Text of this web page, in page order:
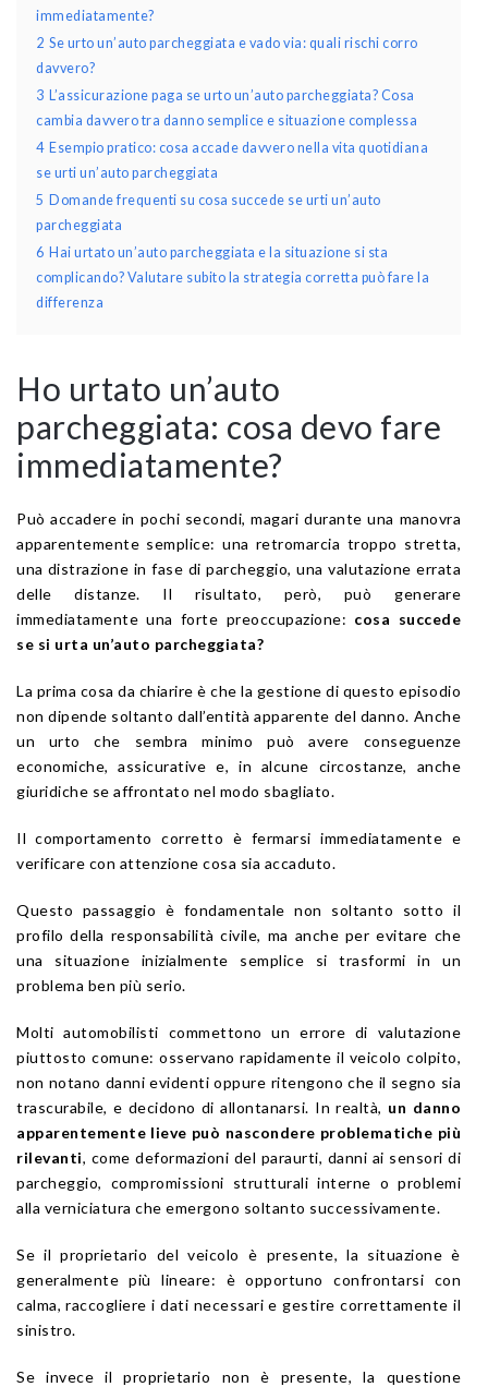
immediatamente?
2 Se urto un’auto parcheggiata e vado via: quali rischi corro
davvero?
3
L’assicurazione paga se urto un’auto parcheggiata? Cosa
cambia davvero tra danno semplice e situazione complessa
4 Esempio pratico: cosa accade davvero nella vita quotidiana
se urti un’auto parcheggiata
5 Domande frequenti su cosa succede se urti un’auto
parcheggiata
6 Hai urtato un’auto parcheggiata e la situazione si sta
complicando? Valutare subito la strategia corretta può fare la
differenza
Ho urtato un’auto
parcheggiata: cosa devo fare
immediatamente?
Può accadere in pochi secondi, magari durante una manovra
apparentemente semplice: una retromarcia troppo stretta,
una distrazione in fase di parcheggio, una valutazione errata
delle distanze. Il risultato, però, può generare
immediatamente una forte preoccupazione: cosa succede
se si urta un’auto parcheggiata?
La prima cosa da chiarire è che la gestione di questo episodio
non dipende soltanto dall’entità apparente del danno. Anche
un urto che sembra minimo può avere conseguenze
economiche, assicurative e, in alcune circostanze, anche
giuridiche se affrontato nel modo sbagliato.
Il comportamento corretto è fermarsi immediatamente e
verificare con attenzione cosa sia accaduto.
Questo passaggio è fondamentale non soltanto sotto il
profilo della responsabilità civile, ma anche per evitare che
una situazione inizialmente semplice si trasformi in un
problema ben più serio.
Molti automobilisti commettono un errore di valutazione
piuttosto comune: osservano rapidamente il veicolo colpito,
non notano danni evidenti oppure ritengono che il segno sia
trascurabile, e decidono di allontanarsi. In realtà, un danno
apparentemente lieve può nascondere problematiche più
rilevanti, come deformazioni del paraurti, danni ai sensori di
parcheggio, compromissioni strutturali interne o problemi
alla verniciatura che emergono soltanto successivamente.
Se il proprietario del veicolo è presente, la situazione è
generalmente più lineare: è opportuno confrontarsi con
calma, raccogliere i dati necessari e gestire correttamente il
sinistro.
Se invece il proprietario non è presente, la questione